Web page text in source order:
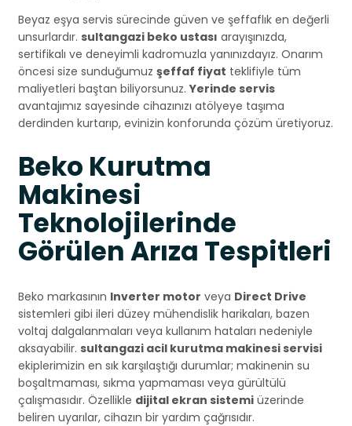
Beyaz eşya servis sürecinde güven ve şeffaflık en değerli
unsurlardır. sultangazi beko ustası arayışınızda,
sertifikalı ve deneyimli kadromuzla yanınızdayız. Onarım
öncesi size sunduğumuz şeffaf fiyat teklifiyle tüm
maliyetleri baştan biliyorsunuz.Yerinde servis
avantajımız sayesinde cihazınızı atölyeye taşıma
derdinden kurtarıp, evinizin konforunda çözüm üretiyoruz.
Beko Kurutma
Makinesi
Teknolojilerinde
Görülen Arıza Tespitleri
Beko markasının Inverter motor veya Direct Drive
sistemleri gibi ileri düzey mühendislik harikaları, bazen
voltaj dalgalanmaları veya kullanım hataları nedeniyle
aksayabilir. sultangazi acil kurutma makinesi servisi
ekiplerimizin en sık karşılaştığı durumlar; makinenin su
boşaltmaması, sıkma yapmaması veya gürültülü
çalışmasıdır. Özellikle dijital ekran sistemi üzerinde
beliren uyarılar, cihazın bir yardım çağrısıdır.